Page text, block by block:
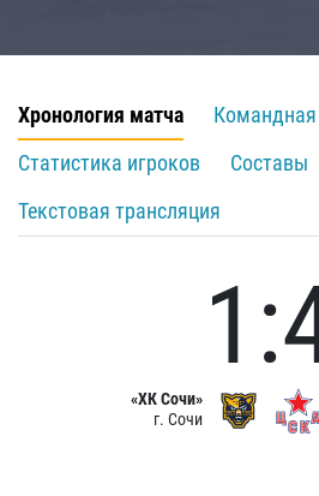
Хронология матча
Командная
Статистика игроков
Составы
Текстовая трансляция
«ХК Сочи»
г. Сочи